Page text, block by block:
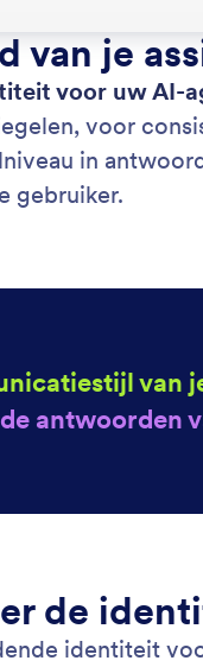
van je
voor uw AI-
voor
in
gebruiker.
van
antwoorden
de
identiteit